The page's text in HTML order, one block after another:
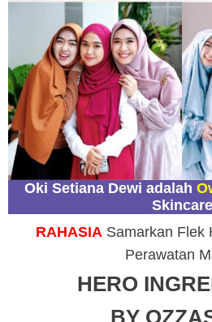
Oki Setiana Dewi adalah
Skincare
RAHASIA Samarkan Flek
Perawatan
HERO